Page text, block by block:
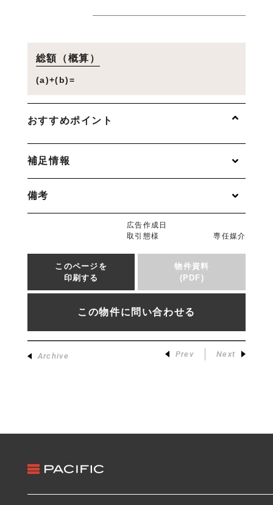
総額（概算）
(a)+(b)=
おすすめポイント
補足情報
備考
広告作成日
取引態様
専任媒介
このページを
印刷する
物件資料
(PDF)
この物件に問い合わせる
Archive Prev Next